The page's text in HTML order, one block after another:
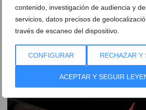
contenido, investigación de audiencia y
servicios, datos precisos de
través de escaneo del dispositivo.
CONFIGURAR RECHAZAR Y
ACEPTAR Y SEGUIR
Dénia estrena 60.000 euros en
deportivos y refuerza el apoyo a